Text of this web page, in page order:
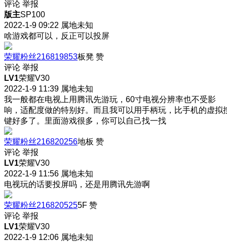
评论 举报
版主SP100
2022-1-9 09:22 属地未知
啥游戏都可以，反正可以投屏
荣耀粉丝216819853板凳 赞
评论 举报
LV1荣耀V30
2022-1-9 11:39 属地未知
我一般都在电视上用腾讯先游玩，60寸电视分辨率也不受影
响，适配度做的特别好。而且我可以用手柄玩，比手机的虚拟
键好多了。里面游戏很多，你可以自己找一找
荣耀粉丝216820256地板 赞
评论 举报
LV1荣耀V30
2022-1-9 11:56 属地未知
电视玩的话要投屏吗，还是用腾讯先游啊
荣耀粉丝2168205255F 赞
评论 举报
LV1荣耀V30
2022-1-9 12:06 属地未知